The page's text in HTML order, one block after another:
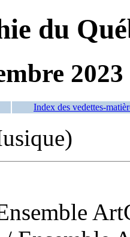
du
2023
Index des vedettes-